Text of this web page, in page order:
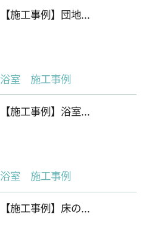
【施工事例】団地...
浴室 施工事例
【施工事例】浴室...
浴室 施工事例
【施工事例】床の...